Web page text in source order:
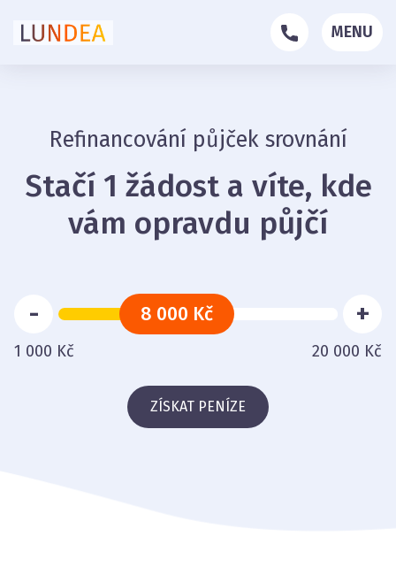
MENU
Refinancování půjček srovnání
Stačí 1 žádost a víte, kde
vám opravdu půjčí
8 000 Kč
- +
1 000 Kč 20 000 Kč
ZÍSKAT PENÍZE